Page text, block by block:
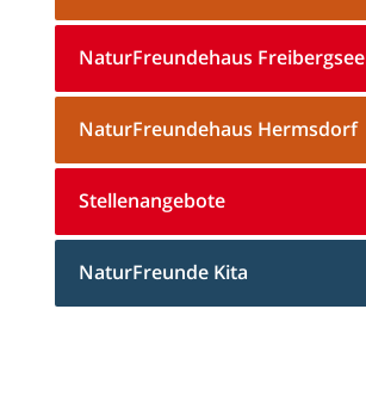
NaturFreundehaus Freibergsee
NaturFreundehaus Hermsdorf
Stellenangebote
NaturFreunde Kita